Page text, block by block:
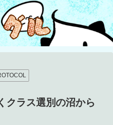
クラス選別の沼から